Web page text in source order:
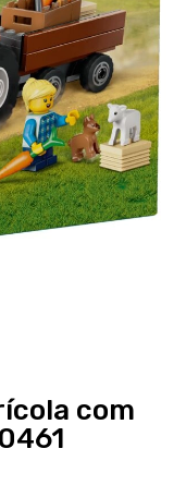
com